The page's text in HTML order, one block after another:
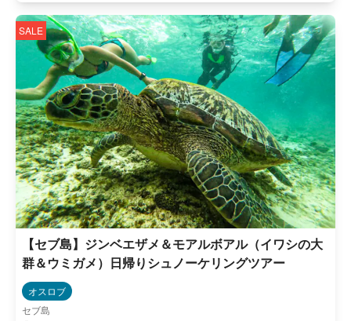
SALE
【セブ島】ジンベエザメ＆モアルボアル（イワシの大
群＆ウミガメ）日帰りシュノーケリングツアー
オスロブ
セブ島